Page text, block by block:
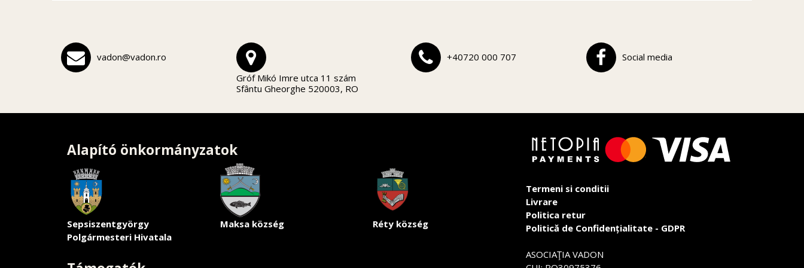
vadon@vadon.ro
Gróf Mikó Imre utca 11 szám
Sfântu Gheorghe 520003, RO
+40720 000 707 Social media
Termeni si conditii
Livrare
Politica retur
Politică de Confidențialitate - GDPR
ASOCIAŢIA VADON
Alapító önkormányzatok
Sepsiszentgyörgy
Polgármesteri Hivatala
Maksa község Réty község